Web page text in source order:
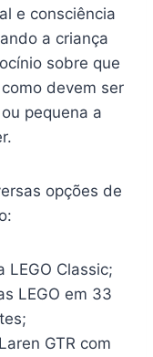
e consciência
a criança
sobre que
devem ser
pequena a
opções de
LEGO Classic;
LEGO em 33
GTR com